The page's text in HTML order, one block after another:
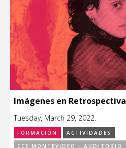
Imágenes en Retrospectiva
Tuesday, March 29, 2022.
FORMACIÓN
ACTIVIDADES
CCE MONTEVIDEO - AUDITORIO